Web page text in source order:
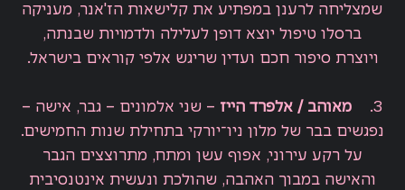
שמצליחה לרענן במפתיע את קלישאות הז'אנר, מעניקה
ברסלו טיפול יוצא דופן לעלילה ולדמויות שבנתה,
ויוצרת סיפור חכם ועדין שריגש אלפי קוראים בישראל.
3. מאוהב / אלפרד הייז – שני אלמונים – גבר, אישה –
נפגשים בבר של מלון ניו־יורקי בתחילת שנות החמישים.
על רקע עירוני, אפוף עשן ומתח, מתרוצצים הגבר
והאישה במבוך האהבה, שהולכת ונעשית אינטנסיבית